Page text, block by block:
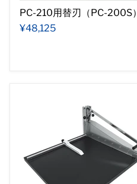
PC-210用替刃（PC-200S）
¥48,125